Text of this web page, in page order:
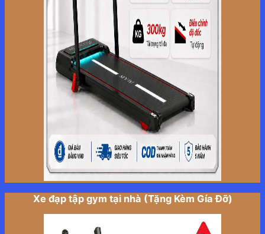
Xe đạp tập gym tại nhà (Tặng Kèm Gía Đỡ)